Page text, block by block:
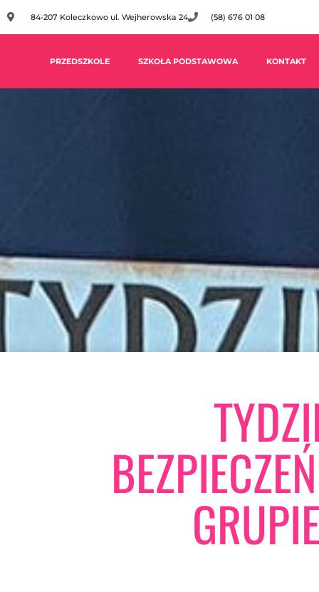
84-207 Koleczkowo ul. Wejherowska 24 (58) 676 01 08
PRZEDSZKOLE SZKOŁA PODSTAWOWA KONTAKT